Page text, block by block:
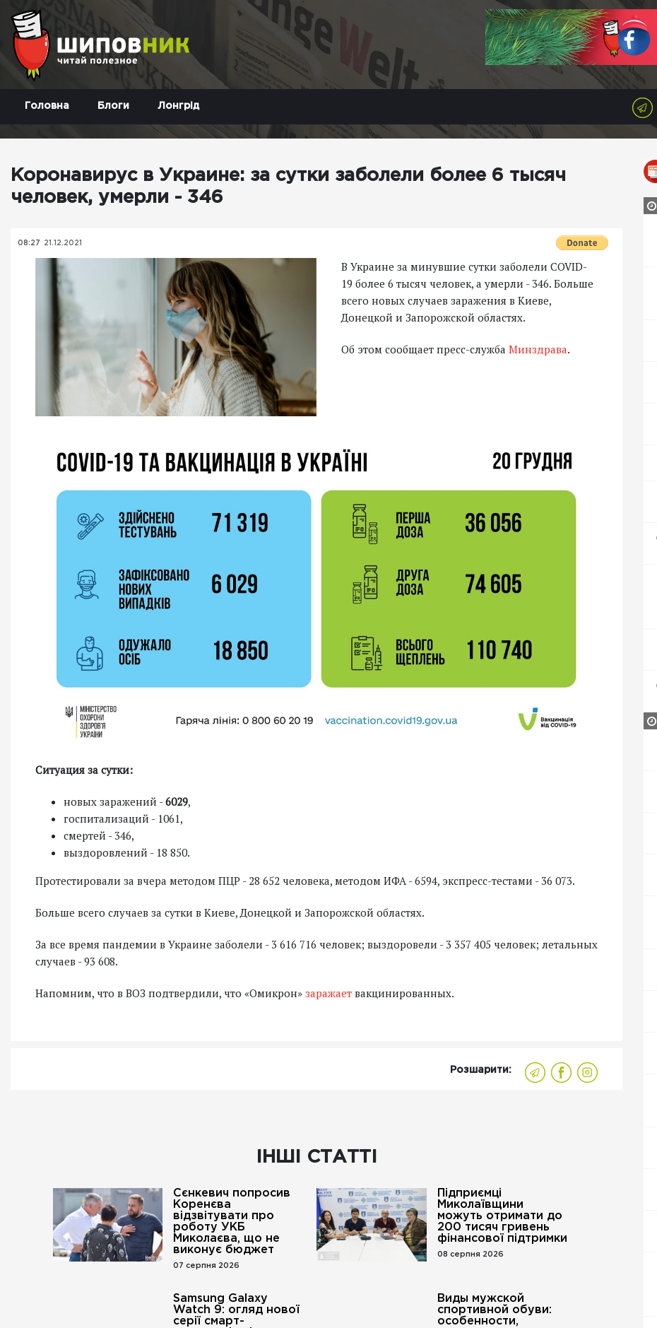
Головна Блоги Лонгрід
Коронавирус в Украине: за сутки заболели более 6 тысяч
человек, умерли - 346
08:27 21.12.2021
В Украине за минувшие сутки заболели COVID-
19 более 6 тысяч человек, а умерли - 346. Больше
всего новых случаев заражения в Киеве,
Донецкой и Запорожской областях.
Об этом сообщает пресс-служба Минздрава.
Ситуация за сутки:
новых заражений -6029,
госпитализаций - 1061,
смертей - 346,
выздоровлений - 18 850.
Протестировали за вчера методом ПЦР - 28 652 человека, методом ИФА - 6594, экспресс-тестами - 36 073.
Больше всего случаев за сутки в Киеве, Донецкой и Запорожской областях.
За все время пандемии в Украине заболели - 3 616 716 человек; выздоровели - 3 357 405 человек; летальных
случаев - 93 608.
Напомним, что в ВОЗ подтвердили, что «Омикрон» заражает вакцинированных.
Розшарити:
ІНШІ СТАТТІ
Сєнкевич попросив
Коренєва
відзвітувати про
роботу УКБ
Миколаєва, що не
виконує бюджет
07 серпня 2026
Підприємці
Миколаївщини
можуть отримати до
200 тисяч гривень
фінансової підтримки
08 серпня 2026
Samsung Galaxy
Watch 9: огляд нової
серії смарт-
Виды мужской
спортивной обуви:
особенности,